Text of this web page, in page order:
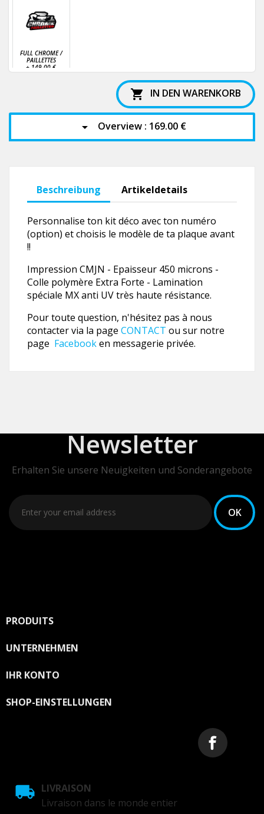
FULL CHROME /
PAILLETTES
+ 149,00 €
 IN DEN WARENKORB
arrow_drop_down Overview : 169.00 €
Beschreibung Artikeldetails
Personnalise ton kit déco avec ton numéro
(option) et choisis le modèle de ta plaque avant
!!
Impression CMJN - Epaisseur 450 microns -
Colle polymère Extra Forte - Lamination
spéciale MX anti UV très haute résistance.
Pour toute question, n'hésitez pas à nous
contacter via la page CONTACT ou sur notre
page Facebooken messagerie privée.
Newsletter
Erhalten Sie unsere Neuigkeiten und Sonderangebote
PRODUITS
UNTERNEHMEN
IHR KONTO
SHOP-EINSTELLUNGEN
LIVRAISON
Livraison dans le monde entier